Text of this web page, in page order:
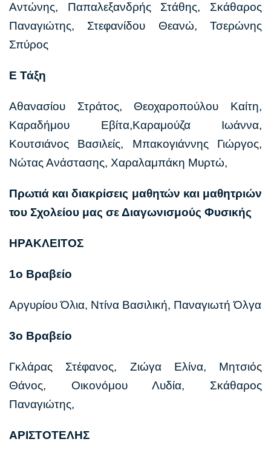
Αντώνης, Παπαλεξανδρής Στάθης, Σκάθαρος
Παναγιώτης, Στεφανίδου Θεανώ, Τσερώνης
Σπύρος
Ε Τάξη
Αθανασίου Στράτος, Θεοχαροπούλου Καίτη,
Καραδήμου Εβίτα,Καραμούζα Ιωάννα,
Κουτσιάνος Βασιλείς, Μπακογιάννης Γιώργος,
Νώτας Ανάστασης, Χαραλαμπάκη Μυρτώ,
Πρωτιά και διακρίσεις μαθητών και μαθητριών
του Σχολείου μας σε Διαγωνισμούς Φυσικής
ΗΡΑΚΛΕΙΤΟΣ
1ο Βραβείο
Αργυρίου Όλια, Ντίνα Βασιλική, Παναγιωτή Όλγα
3ο Βραβείο
Γκλάρας Στέφανος, Ζιώγα Ελίνα, Μητσιός
Θάνος, Οικονόμου Λυδία, Σκάθαρος
Παναγιώτης,
ΑΡΙΣΤΟΤΕΛΗΣ